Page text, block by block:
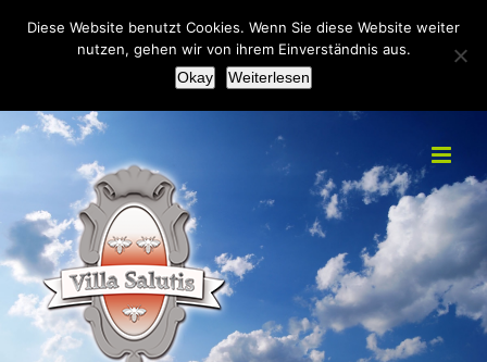
+49(0)2151 451092 info@villa-salutis.de
Facebook
Diese Website benutzt Cookies. Wenn Sie diese Website weiter
nutzen, gehen wir von ihrem Einverständnis aus.
Okay
Weiterlesen